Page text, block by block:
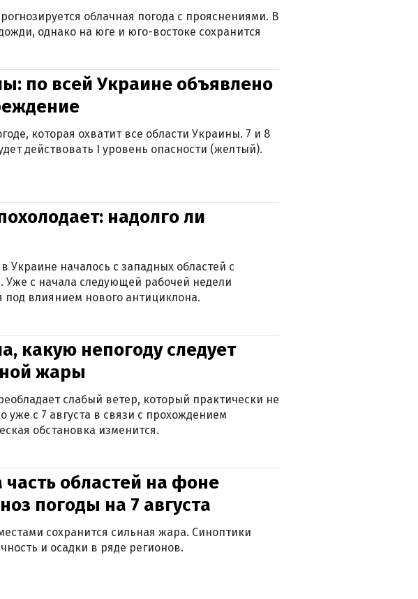
облачная погода с прояснениями. В
однако на юге и юго-востоке сохранится
по всей Украине объявлено
которая охватит все области Украины. 7 и 8
действовать I уровень опасности (желтый).
надолго ли
Украине началось с западных областей с
с начала следующей рабочей недели
под влиянием нового антициклона.
какую непогоду следует
жары
слабый ветер, который практически не
уже с 7 августа в связи с прохождением
обстановка изменится.
областей на фоне
погоды на 7 августа
сохранится сильная жара. Синоптики
и осадки в ряде регионов.